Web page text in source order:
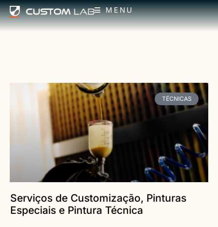
MENU
TÉCNICAS
Serviços de Customização, Pinturas
Especiais e Pintura Técnica